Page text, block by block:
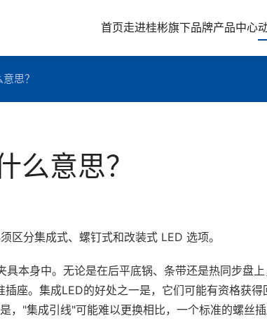
首页走进桂彬旗下品牌产品中心
思？
么意思？
区分集成式、螺钉式和改装式 LED 选项。
本身中。无论是在后平底锅、条带还是热同步盘
座。集成LED的好处之一是，它们可能有资格获
，"集成引线"可能难以更换相比，一个标准的螺丝插